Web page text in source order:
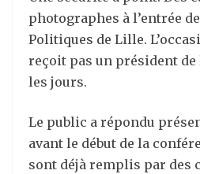
photographes à l’entrée
Politiques de Lille.
reçoit pas un président de
les jours.
Le public a répondu
avant le début de la
sont déjà remplis par des